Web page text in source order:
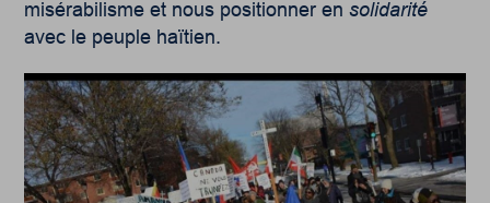
misérabilisme et nous positionner ensolidarité
avec le peuple haïtien.